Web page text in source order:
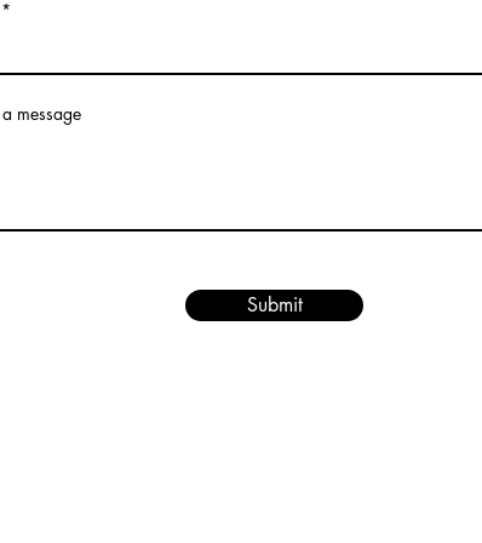
message
Submit